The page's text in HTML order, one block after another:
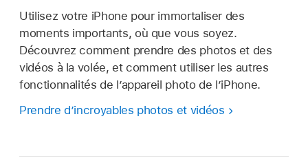
Utilisez votre iPhone pour immortaliser des
moments importants, où que vous soyez.
Découvrez comment prendre des photos et des
vidéos à la volée, et comment utiliser les autres
fonctionnalités de l’appareil photo de l’iPhone.
Prendre d’incroyables photos et vidéos